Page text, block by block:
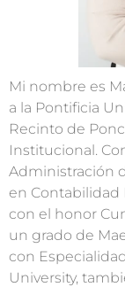
Mi nombre es
a la Pontificia
Recinto de
Institucional.
Administración
en Contabilidad
con el honor
un grado de
con
University,